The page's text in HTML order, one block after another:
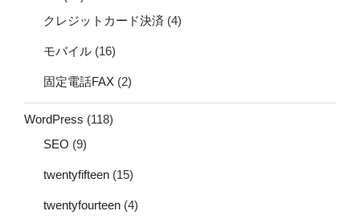
クレジットカード決済 (4)
モバイル (16)
固定電話FAX (2)
WordPress (118)
SEO (9)
twentyfifteen (15)
twentyfourteen (4)